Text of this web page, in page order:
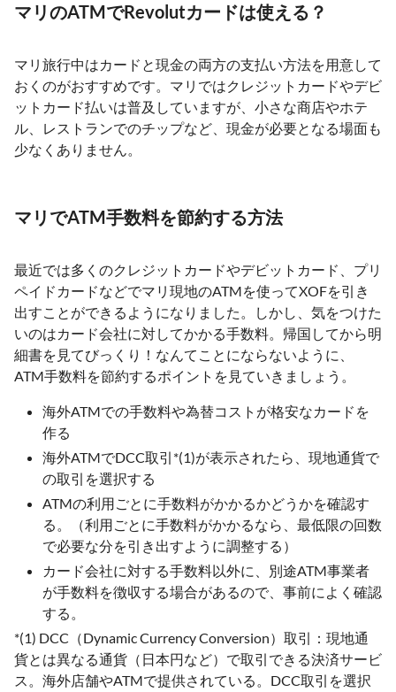
マリのATMでRevolutカードは使える？
マリ旅行中はカードと現金の両方の支払い方法を用意して
おくのがおすすめです。マリではクレジットカードやデビ
ットカード払いは普及していますが、小さな商店やホテ
ル、レストランでのチップなど、現金が必要となる場面も
少なくありません。
マリでATM手数料を節約する方法
最近では多くのクレジットカードやデビットカード、プリ
ペイドカードなどでマリ現地のATMを使ってXOFを引き
出すことができるようになりました。しかし、気をつけた
いのはカード会社に対してかかる手数料。帰国してから明
細書を見てびっくり！なんてことにならないように、
ATM手数料を節約するポイントを見ていきましょう。
海外ATMでの手数料や為替コストが格安なカードを
作る
海外ATMでDCC取引*(1)が表示されたら、現地通貨で
の取引を選択する
ATMの利用ごとに手数料がかかるかどうかを確認す
る。（利用ごとに手数料がかかるなら、最低限の回数
で必要な分を引き出すように調整する）
カード会社に対する手数料以外に、別途ATM事業者
が手数料を徴収する場合があるので、事前によく確認
する。
*(1) DCC（Dynamic Currency Conversion）取引：現地通
貨とは異なる通貨（日本円など）で取引できる決済サービ
ス。海外店舗やATMで提供されている。DCC取引を選択